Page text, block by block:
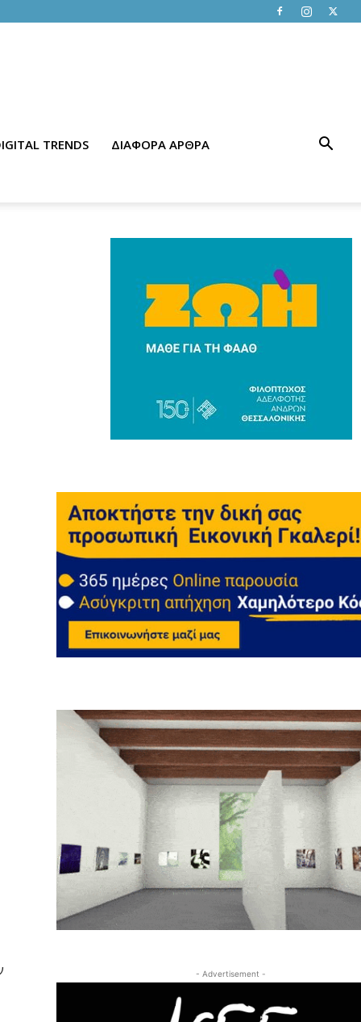
TRENDS ΔΙΑΦΟΡΑ ΑΡΘΡΑ
- Advertisement -